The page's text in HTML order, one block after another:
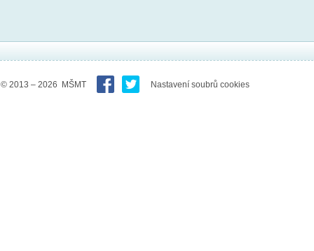
© 2013 – 2026 MŠMT Nastavení soubrů cookies